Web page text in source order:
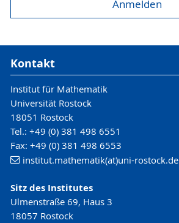
Kontakt
Institut für Mathematik
Universität Rostock
18051 Rostock
Tel.: +49 (0) 381 498 6551
Fax: +49 (0) 381 498 6553
institut.mathematik(at)uni-rostock.de
Sitz des Institutes
Ulmenstraße 69, Haus 3
18057 Rostock